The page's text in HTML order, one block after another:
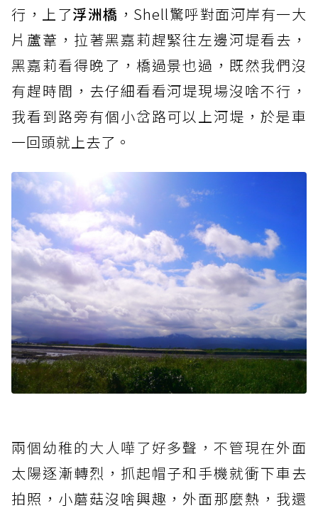
行，上了浮洲橋 ，Shell驚呼對面河岸有一大
片蘆葦，拉著黑嘉莉趕緊往左邊河堤看去，
黑嘉莉看得晚了，橋過景也過，既然我們沒
有趕時間，去仔細看看河堤現場沒啥不行，
我看到路旁有個小岔路可以上河堤，於是車
一回頭就上去了。
兩個幼稚的大人嘩了好多聲，不管現在外面
太陽逐漸轉烈，抓起帽子和手機就衝下車去
拍照，小蘑菇沒啥興趣，外面那麼熱，我還